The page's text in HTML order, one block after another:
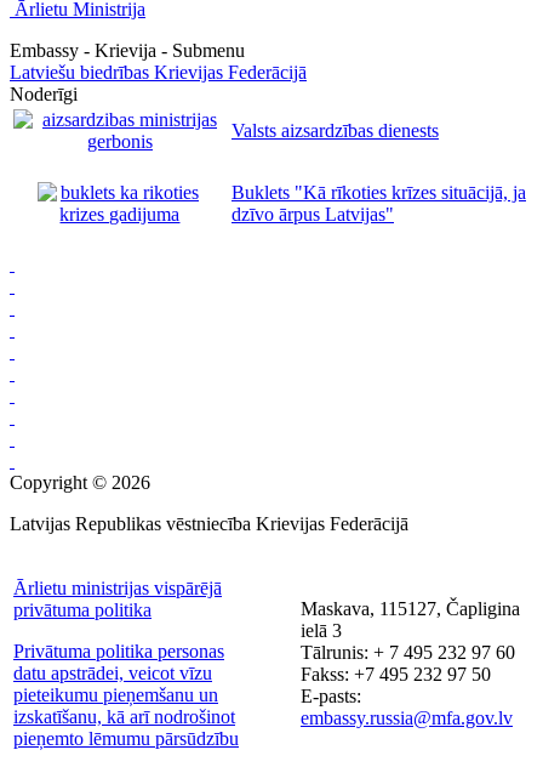
Ārlietu Ministrija
Embassy - Krievija - Submenu
Latviešu biedrības Krievijas Federācijā
Noderīgi
Valsts aizsardzības dienests
Buklets "Kā rīkoties krīzes situācijā, ja
dzīvo ārpus Latvijas"
Copyright © 2026
Latvijas Republikas vēstniecība Krievijas Federācijā
Ārlietu ministrijas vispārējā
privātuma politika
Privātuma politika personas
datu apstrādei, veicot vīzu
pieteikumu pieņemšanu un
izskatīšanu, kā arī nodrošinot
pieņemto lēmumu pārsūdzību
Maskava, 115127, Čapligina
ielā 3
Tālrunis: + 7 495 232 97 60
Fakss: +7 495 232 97 50
E-pasts:
embassy.russia@mfa.gov.lv